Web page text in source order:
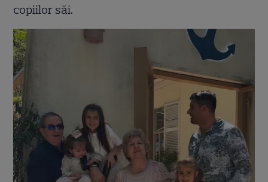
copiilor săi.